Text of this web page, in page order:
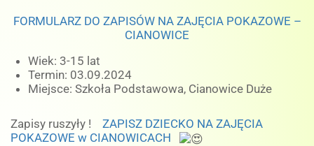
FORMULARZ DO ZAPISÓW NA ZAJĘCIA POKAZOWE –
CIANOWICE
Wiek: 3-15 lat
Termin: 03.09.2024
Miejsce: Szkoła Podstawowa, Cianowice Duże
Zapisy ruszyły ! ZAPISZ DZIECKO NA ZAJĘCIA
POKAZOWE w CIANOWICACH